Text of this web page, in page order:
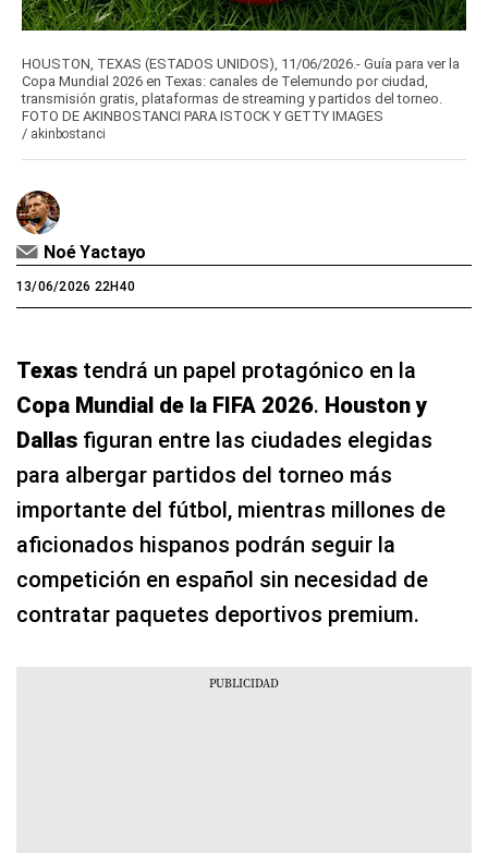
HOUSTON, TEXAS (ESTADOS UNIDOS), 11/06/2026.- Guía para ver la
Copa Mundial 2026 en Texas: canales de Telemundo por ciudad,
transmisión gratis, plataformas de streaming y partidos del torneo.
FOTO DE AKINBOSTANCI PARA ISTOCK Y GETTY IMAGES
/ akinbostanci
Noé Yactayo
13/06/2026 22H40
Texas tendrá un papel protagónico en la
Copa Mundial de la FIFA 2026. Houston y
Dallas figuran entre las ciudades elegidas
para albergar partidos del torneo más
importante del fútbol, mientras millones de
aficionados hispanos podrán seguir la
competición en español sin necesidad de
contratar paquetes deportivos premium.